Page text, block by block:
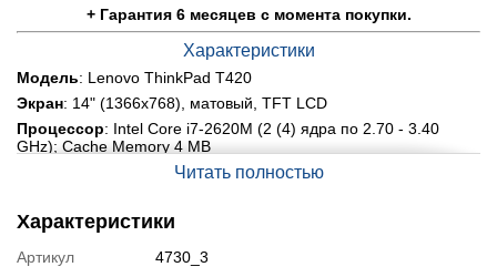
+ Гарантия 6 месяцев с момента покупки.
Характеристики
Модель: Lenovo ThinkPad T420
Экран: 14" (1366x768), матовый, TFT LCD
Процессор: Intel Core i7-2620M (2 (4) ядра по 2.70 - 3.40
GHz); Cache Memory 4 MB
Видеокарта:Integrated Intel HD Graphics 3000
Оптический привод:Slim DVD-RW
Читать полностью
Характеристики
Артикул
4730_3